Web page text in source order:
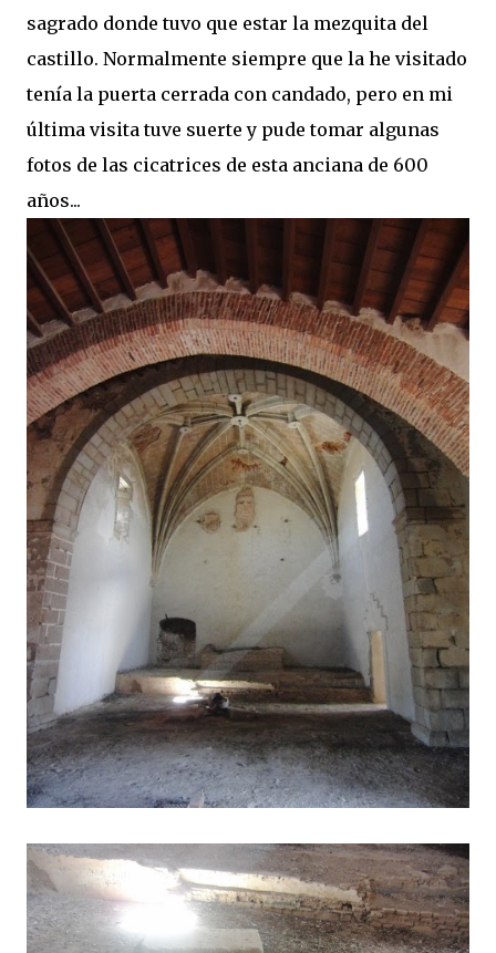
sagrado donde tuvo que estar la mezquita del
castillo. Normalmente siempre que la he visitado
tenía la puerta cerrada con candado, pero en mi
última visita tuve suerte y pude tomar algunas
fotos de las cicatrices de esta anciana de 600
años...